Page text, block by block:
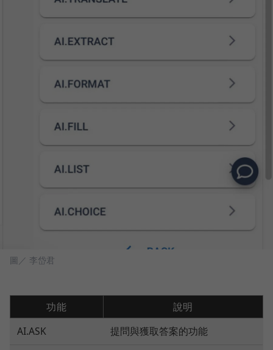
圖／ 李岱君
功能
說明
AI.ASK
提問與獲取答案的功能